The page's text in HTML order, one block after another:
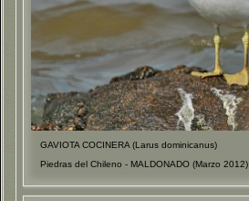
GAVIOTA COCINERA (Larus dominicanus)
Piedras del Chileno - MALDONADO (Marzo 2012)